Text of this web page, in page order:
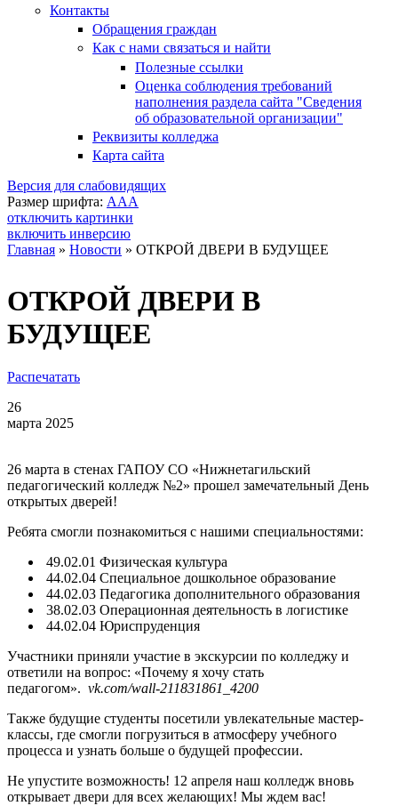
Контакты
Обращения граждан
Как с нами связаться и найти
Полезные ссылки
Оценка соблюдения требований
наполнения раздела сайта "Сведения
об образовательной организации"
Реквизиты колледжа
Карта сайта
Версия для слабовидящих
Размер шрифта: AAA
отключить картинки
включить инверсию
Главная » Новости » ОТКРОЙ ДВЕРИ В БУДУЩЕЕ
ОТКРОЙ ДВЕРИ В
БУДУЩЕЕ
Распечатать
26
марта 2025
26 марта в стенах ГАПОУ СО «Нижнетагильский
педагогический колледж №2» прошел замечательный День
открытых дверей!
Ребята смогли познакомиться с нашими специальностями:
49.02.01 Физическая культура
44.02.04 Специальное дошкольное образование
44.02.03 Педагогика дополнительного образования
38.02.03 Операционная деятельность в логистике
44.02.04 Юриспруденция
Участники приняли участие в экскурсии по колледжу и
ответили на вопрос: «Почему я хочу стать
педагогом». vk.com/wall-211831861_4200
Также будущие студенты посетили увлекательные мастер-
классы, где смогли погрузиться в атмосферу учебного
процесса и узнать больше о будущей профессии.
Не упустите возможность! 12 апреля наш колледж вновь
открывает двери для всех желающих! Мы ждем вас!